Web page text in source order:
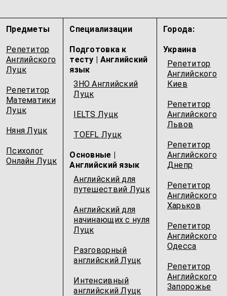
Предметы
Репетитор
Английского
Луцк
Репетитор
Математики
Луцк
Няня Луцк
Психолог
Онлайн Луцк
Специализации
Подготовка к
тесту | Английский
язык
ЗНО Английский
Луцк
IELTS Луцк
TOEFL Луцк
Основные |
Английский язык
Английский для
путешествий Луцк
Английский для
начинающих с нуля
Луцк
Разговорный
английский Луцк
Интенсивный
английский Луцк
Города:
Украина
Репетитор
Английского
Киев
Репетитор
Английского
Львов
Репетитор
Английского
Днепр
Репетитор
Английского
Харьков
Репетитор
Английского
Одесcа
Репетитор
Английского
Запорожье